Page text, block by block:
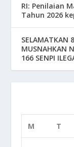
RI: Penilaian
Tahun 2026
SELAMATKAN
MUSNAHKAN
166 SENPI
M T